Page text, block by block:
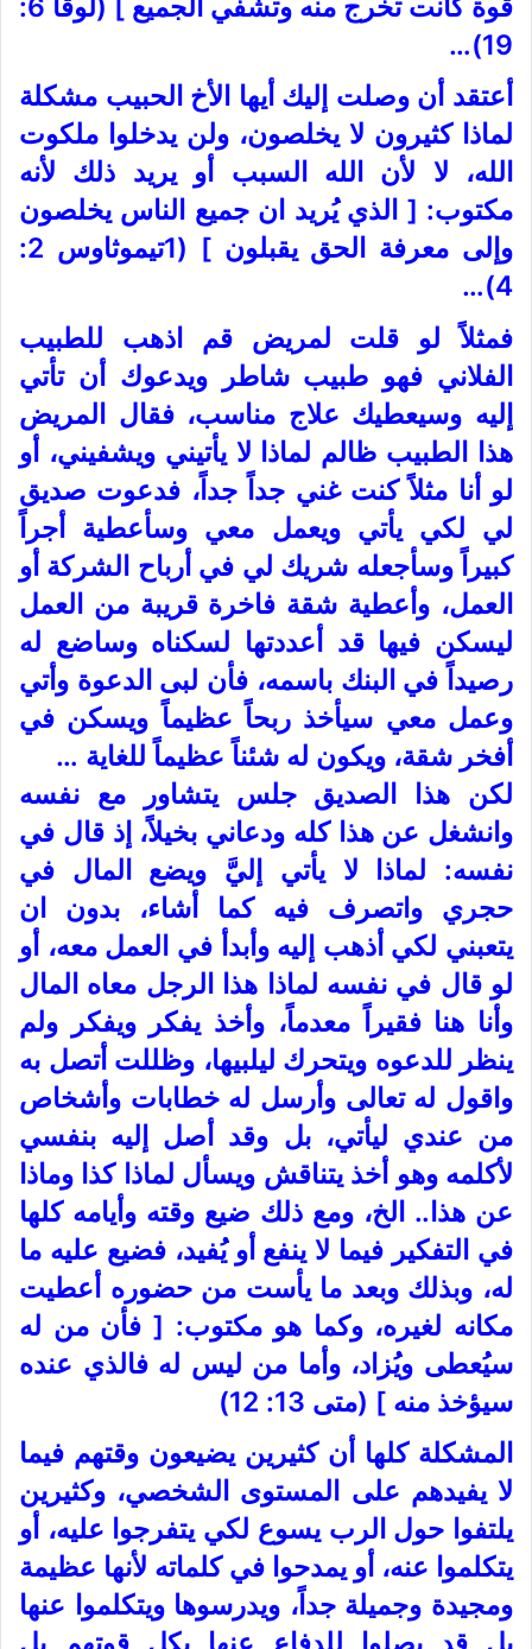
قوة كانت تخرج منه وتشفي الجميع ] (لوقا 6:
19)…
أعتقد أن وصلت إليك أيها الأخ الحبيب مشكلة
لماذا كثيرون لا يخلصون، ولن يدخلوا ملكوت
الله، لا لأن الله السبب أو يريد ذلك لأنه
مكتوب: [ الذي يُريد ان جميع الناس يخلصون
وإلى معرفة الحق يقبلون ] (1تيموثاوس 2:
4)…
فمثلاً لو قلت لمريض قم اذهب للطبيب
الفلاني فهو طبيب شاطر ويدعوك أن تأتي
إليه وسيعطيك علاج مناسب، فقال المريض
هذا الطبيب ظالم لماذا لا يأتيني ويشفيني، أو
لو أنا مثلاً كنت غني جداً جداً، فدعوت صديق
لي لكي يأتي ويعمل معي وسأعطية أجراً
كبيراً وسأجعله شريك لي في أرباح الشركة أو
العمل، وأعطية شقة فاخرة قريبة من العمل
ليسكن فيها قد أعددتها لسكناه وساضع له
رصيداً في البنك باسمه، فأن لبى الدعوة وأتي
وعمل معي سيأخذ ربحاً عظيماً ويسكن في
أفخر شقة، ويكون له شئناً عظيماً للغاية …
لكن هذا الصديق جلس يتشاور مع نفسه
وانشغل عن هذا كله ودعاني بخيلاً، إذ قال في
نفسه: لماذا لا يأتي إليَّ ويضع المال في
حجري واتصرف فيه كما أشاء، بدون ان
يتعبني لكي أذهب إليه وأبدأ في العمل معه، أو
لو قال في نفسه لماذا هذا الرجل معاه المال
وأنا هنا فقيراً معدماً، وأخذ يفكر ويفكر ولم
ينظر للدعوه ويتحرك ليلبيها، وظللت أتصل به
واقول له تعالى وأرسل له خطابات وأشخاص
من عندي ليأتي، بل وقد أصل إليه بنفسي
لأكلمه وهو أخذ يتناقش ويسأل لماذا كذا وماذا
عن هذا.. الخ، ومع ذلك ضيع وقته وأيامه كلها
في التفكير فيما لا ينفع أو يُفيد، فضيع عليه ما
له، وبذلك وبعد ما يأست من حضوره أعطيت
مكانه لغيره، وكما هو مكتوب: [ فأن من له
سيُعطى ويُزاد، وأما من ليس له فالذي عنده
سيؤخذ منه ] (متى 13: 12)
المشكلة كلها أن كثيرين يضيعون وقتهم فيما
لا يفيدهم على المستوى الشخصي، وكثيرين
يلتفوا حول الرب يسوع لكي يتفرجوا عليه، أو
يتكلموا عنه، أو يمدحوا في كلماته لأنها عظيمة
ومجيدة وجميلة جداً، ويدرسوها ويتكلموا عنها